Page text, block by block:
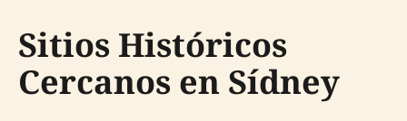
Sitios Históricos
Cercanos en Sídney